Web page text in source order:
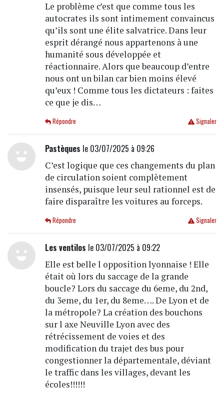
Le problème c’est que comme tous les
autocrates ils sont intimement convaincus
qu’ils sont une élite salvatrice. Dans leur
esprit dérangé nous appartenons à une
humanité sous développée et
réactionnaire. Alors que beaucoup d’entre
nous ont un bilan car bien moins élevé
qu’eux ! Comme tous les dictateurs : faites
ce que je dis…
Signaler
Répondre
Pastèques le 03/07/2025 à 09:26
C’est logique que ces changements du plan
de circulation soient complètement
insensés, puisque leur seul rationnel est de
faire disparaître les voitures au forceps.
Signaler
Répondre
Les ventilos le 03/07/2025 à 09:22
Elle est belle l opposition lyonnaise ! Elle
était où lors du saccage de la grande
boucle? Lors du saccage du 6eme, du 2nd,
du 3eme, du 1er, du 8eme…. De Lyon et de
la métropole? La création des bouchons
sur l axe Neuville Lyon avec des
rétrécissement de voies et des
modification du trajet des bus pour
congestionner la départementale, déviant
le traffic dans les villages, devant les
écoles!!!!!!